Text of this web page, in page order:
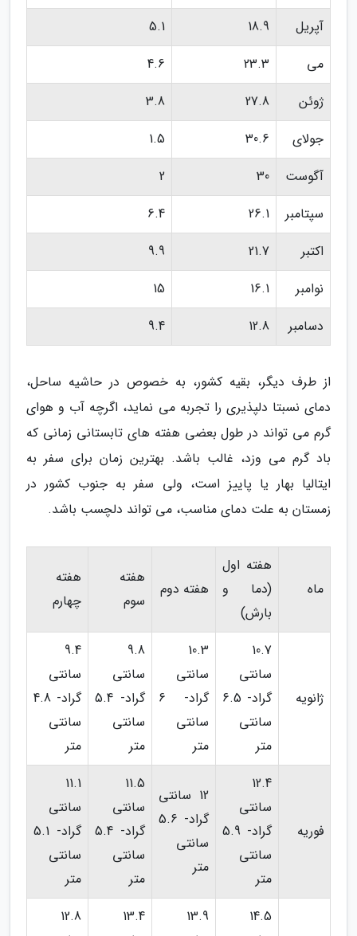
آپریل
18.9
5.1
می
23.3
4.6
ژوئن
27.8
3.8
جولای
30.6
1.5
آگوست
30
2
سپتامبر
26.1
6.4
اکتبر
21.7
9.9
نوامبر
16.1
15
دسامبر
12.8
9.4
از طرف دیگر، بقیه کشور، به خصوص در حاشیه ساحل،
دمای نسبتا دلپذیری را تجربه می نماید، اگرچه آب و هوای
گرم می تواند در طول بعضی هفته های تابستانی زمانی که
باد گرم می وزد، غالب باشد. بهترین زمان برای سفر به
ایتالیا بهار یا پاییز است، ولی سفر به جنوب کشور در
زمستان به علت دمای مناسب، می تواند دلچسب باشد.
ماه
هفته اول
(دما و
بارش)
هفته دوم
هفته
سوم
هفته
چهارم
ژانویه
10.7
سانتی
گراد- 6.5
سانتی
متر
10.3
سانتی
گراد- 6
سانتی
متر
9.8
سانتی
گراد- 5.4
سانتی
متر
9.4
سانتی
گراد- 4.8
سانتی
متر
فوریه
12.4
سانتی
گراد- 5.9
سانتی
متر
12 سانتی
گراد- 5.6
سانتی
متر
11.5
سانتی
گراد- 5.4
سانتی
متر
11.1
سانتی
گراد- 5.1
سانتی
متر
14.5
13.9
13.4
12.8